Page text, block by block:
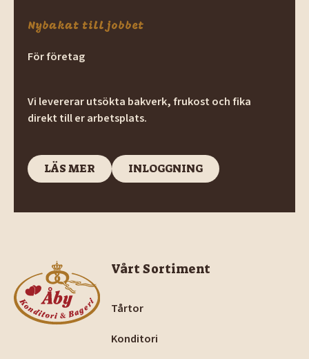
Nybakat till jobbet
För företag
Vi levererar utsökta bakverk, frukost och fika
direkt till er arbetsplats.
LÄS MER
LÄS MER
INLOGGNING
INLOGGNING
Vårt Sortiment
Tårtor
Konditori